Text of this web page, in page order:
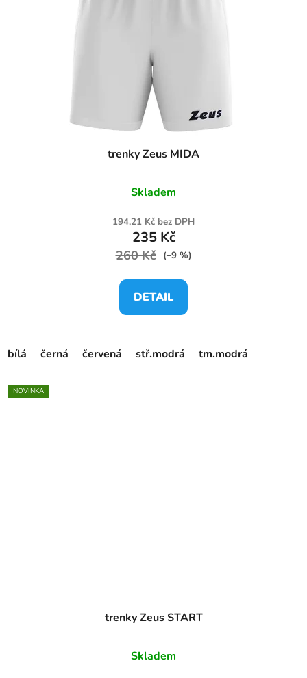
trenky Zeus MIDA
Skladem
194,21 Kč bez DPH
235 Kč
260 Kč (–9 %)
DETAIL
bílá černá červená stř.modrá tm.modrá
NOVINKA
trenky Zeus START
Skladem